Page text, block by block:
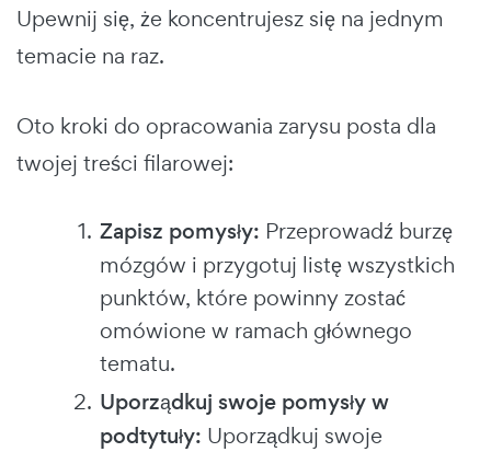
Upewnij się, że koncentrujesz się na jednym
temacie na raz.
Oto kroki do opracowania zarysu posta dla
twojej treści filarowej:
Zapisz pomysły: Przeprowadź burzę
mózgów i przygotuj listę wszystkich
punktów, które powinny zostać
omówione w ramach głównego
tematu.
Uporządkuj swoje pomysły w
podtytuły: Uporządkuj swoje